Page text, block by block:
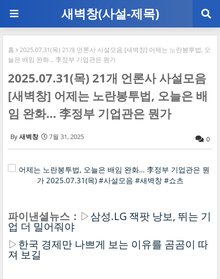
새벽창(사설-제목)
홈
2025.07.31(목) 21개 언론사 사설모음 [새벽창] 어제는 노란봉투법, 오
늘은 배임 완화… 李정부 기업관은 뭔가
2025.07.31(목) 21개 언론사 사설모음
[새벽창] 어제는 노란봉투법, 오늘은 배
임 완화… 李정부 기업관은 뭔가
새벽창 7월 31, 2025 0
파이낸셜뉴스： ▷삼성.LG 잭팟 낭보, 뛰는 기
업 더 밀어줘야
▷한국 경제만 나쁘게 보는 이유를 곰곰이 따
져 보길